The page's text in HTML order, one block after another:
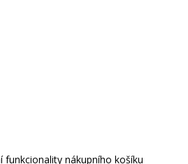
nákupního košíku